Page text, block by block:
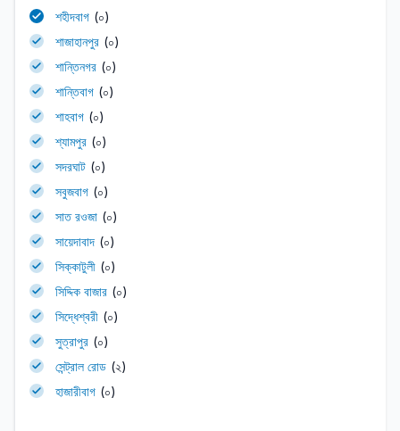
শহীদবাগ (০)
শাজাহানপুর (০)
শান্তিনগর (০)
শান্তিবাগ (০)
শাহবাগ (০)
শ্যামপুর (০)
সদরঘাট (০)
সবুজবাগ (০)
সাত রওজা (০)
সায়েদাবাদ (০)
সিক্কাটুলী (০)
সিদ্দিক বাজার (০)
সিদ্ধেশ্বরী (০)
সুত্রাপুর (০)
সেন্ট্রাল রোড (২)
হাজারীবাগ (০)